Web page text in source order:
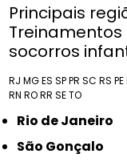
Principais
socorros
RJ MGES SPPR SC RS PE
RN RORR SETO
Rio de Janeiro
São Gonçalo